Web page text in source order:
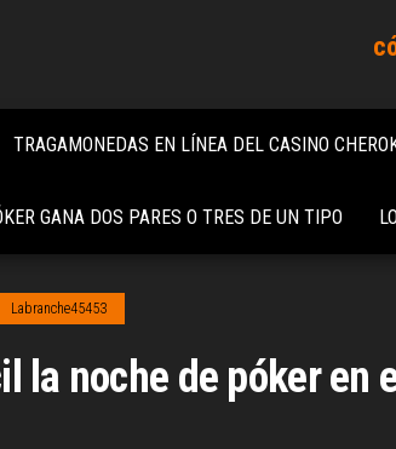
TRAGAMONEDAS EN LÍNEA DEL CASINO
GANA DOS PARES O TRES DE UN TIPO
Labranche45453
la noche de póker en